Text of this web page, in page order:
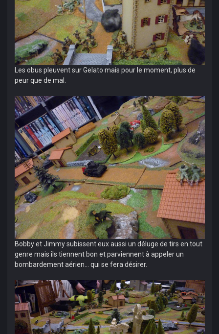
Les obus pleuvent sur Gelato mais pour le moment, plus de
peur que de mal.
Bobby et Jimmy subissent eux aussi un déluge de tirs en tout
genre mais ils tiennent bon et parviennent à appeler un
bombardement aérien... qui se fera désirer.